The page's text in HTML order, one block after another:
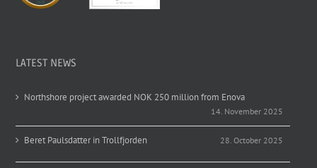
LATEST NEWS
Northshore project awarded NOK 250 million from Enova
14. November 2025
Beret Paulsdatter in Trollfjorden 28. October 2025